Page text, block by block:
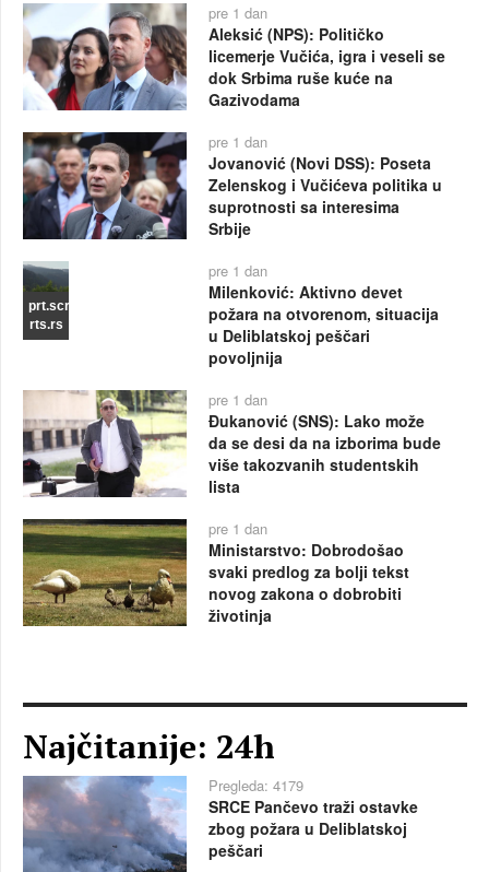
pre 1 dan
Aleksić (NPS): Političko
licemerje Vučića, igra i veseli se
dok Srbima ruše kuće na
Gazivodama
pre 1 dan
Jovanović (Novi DSS): Poseta
Zelenskog i Vučićeva politika u
suprotnosti sa interesima
Srbije
prt.scr
rts.rs
pre 1 dan
Milenković: Aktivno devet
požara na otvorenom, situacija
u Deliblatskoj peščari
povoljnija
pre 1 dan
Đukanović (SNS): Lako može
da se desi da na izborima bude
više takozvanih studentskih
lista
pre 1 dan
Ministarstvo: Dobrodošao
svaki predlog za bolji tekst
novog zakona o dobrobiti
životinja
Najčitanije: 24h
Pregleda: 4179
SRCE Pančevo traži ostavke
zbog požara u Deliblatskoj
peščari